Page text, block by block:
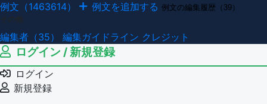
例文（1463614） 例文を追加する 例文の編集履歴（39）
編集者（35） 編集ガイドライン クレジット
ログイン / 新規登録
ログイン
新規登録